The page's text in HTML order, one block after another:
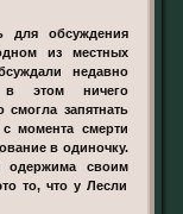
для обсуждения
из местных
недавно
в этом ничего
запятнать
момента смерти
в одиночку.
одержима своим
то, что у Лесли